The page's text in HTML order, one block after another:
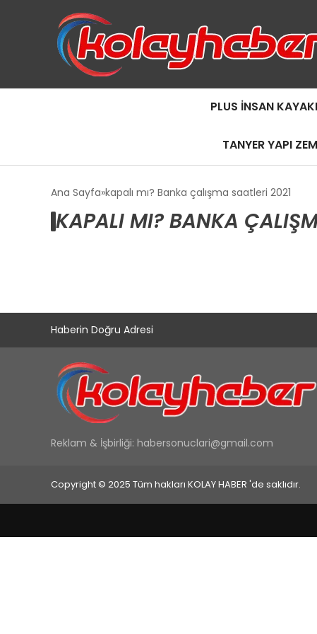
PLUS İNSAN
TANYER YAPI
Ana Sayfa kapalı mı? Banka çalışma saatleri 2021
KAPALI MI? BANKA
Haberin Doğru Adresi
Reklam & İşbirliği: habersonuclari@gmail.com
Copyright © 2025 Tüm hakları KOLAY HABER 'de saklıdır.